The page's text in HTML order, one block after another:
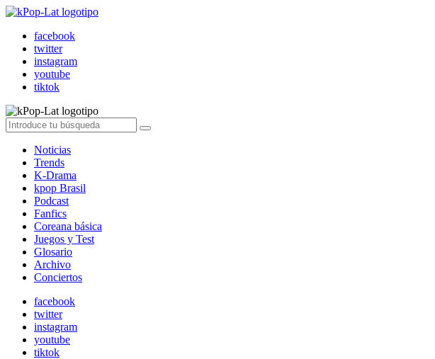
facebook
twitter
instagram
youtube
tiktok
Noticias
Trends
K-Drama
kpop Brasil
Podcast
Fanfics
Coreana básica
Juegos y Test
Glosario
Archivo
Conciertos
facebook
twitter
instagram
youtube
tiktok